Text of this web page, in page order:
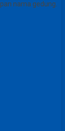
nama gedung.